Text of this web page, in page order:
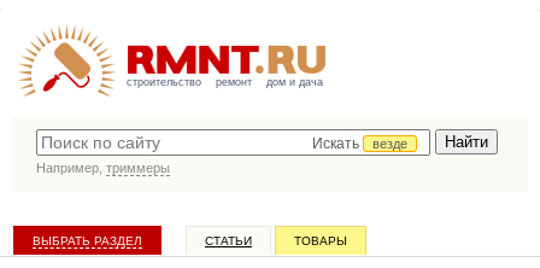
строительство ремонт дом и дача
Искать
везде
Например, триммеры
ВЫБРАТЬ РАЗДЕЛ СТАТЬИ ТОВАРЫ